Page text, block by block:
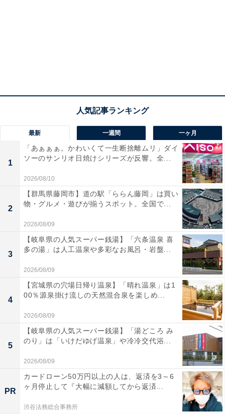
最新 一週間 一ヶ月
1
「あぁぁぁ。かわいくて一生断捨離ムリ」ダイ
ソーのサンリオ日焼けシリーズが反響。全...
2026/08/10
2
【群馬県藤岡市】道の駅「ららん藤岡」は買い
物・グルメ・遊びが揃うスポット。全国で...
2026/08/09
3
【岐阜県の人気スーパー銭湯】「六条温泉 喜
多の湯」は人工温泉や多彩なお風呂・岩盤...
2026/08/09
4
【宮城県の穴場日帰り温泉】「晴れ温泉」は1
00％源泉掛け流しの天然混合泉を楽しめ...
2026/08/09
5
【岐阜県の人気スーパー銭湯】「湯どころ み
のり」は「いけだゆげ温泉」や冷冷交代浴...
2026/08/09
PR
カードローン50万円以上の人は、返済を3～6
ヶ月停止して『大幅に減額してから返済...
渋谷法務総合事務所